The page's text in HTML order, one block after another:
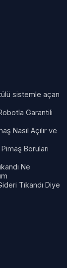
sistemle açan
Garantili
Nasıl Açılır ve
Boruları
Ne
Tıkandı Diye